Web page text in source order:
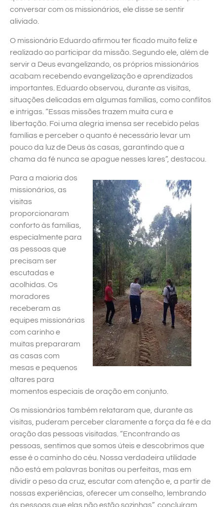
conversar com os missionários, ele disse se sentir
aliviado.
O missionário Eduardo afirmou ter ficado muito feliz e
realizado ao participar da missão. Segundo ele, além de
servir a Deus evangelizando, os próprios missionários
acabam recebendo evangelização e aprendizados
importantes. Eduardo observou, durante as visitas,
situações delicadas em algumas famílias, como conflitos
e intrigas. “Essas missões trazem muita cura e
libertação. Foi uma alegria imensa ser recebido pelas
famílias e perceber o quanto é necessário levar um
pouco da luz de Deus às casas, garantindo que a
chama da fé nunca se apague nesses lares”, destacou.
Para a maioria dos
missionários, as
visitas
proporcionaram
conforto às famílias,
especialmente para
as pessoas que
precisam ser
escutadas e
acolhidas. Os
moradores
receberam as
equipes missionárias
com carinho e
muitas prepararam
as casas com
mesas e pequenos
altares para
momentos especiais de oração em conjunto.
Os missionários também relataram que, durante as
visitas, puderam perceber claramente a força da fé e da
oração das pessoas visitadas. “Encontrando as
pessoas, sentimos que somos úteis e descobrimos que
esse é o caminho do céu. Nossa verdadeira utilidade
não está em palavras bonitas ou perfeitas, mas em
dividir o peso da cruz, escutar com atenção e, a partir de
nossas experiências, oferecer um conselho, lembrando
às pessoas que elas não estão sozinhas”, concluíram.